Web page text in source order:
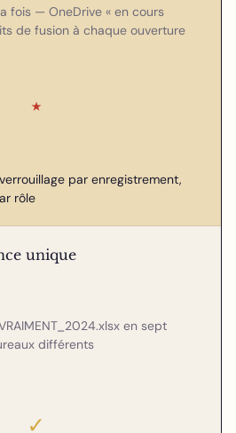
fois — OneDrive « en cours
de fusion à chaque ouverture
★
par enregistrement,
rôle
unique
en sept
différents
✓